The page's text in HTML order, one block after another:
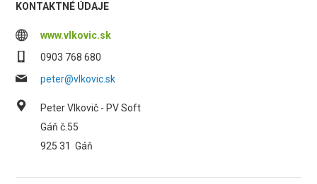
KONTAKTNÉ ÚDAJE
www.vlkovic.sk
0903 768 680
peter@vlkovic.sk
Peter Vlkovič - PV Soft
Gáň č.55
925 31 Gáň